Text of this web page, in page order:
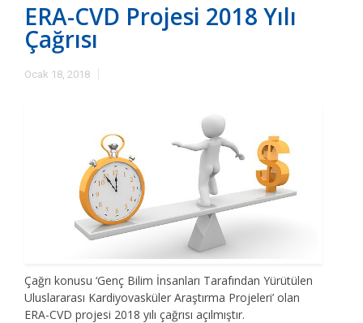
ERA-CVD Projesi 2018 Yılı
Çağrısı
Ocak 18, 2018
Çağrı konusu ‘Genç Bilim İnsanları Tarafından Yürütülen
Uluslararası Kardiyovasküler Araştırma Projeleri’ olan
ERA-CVD projesi 2018 yılı çağrısı açılmıştır.